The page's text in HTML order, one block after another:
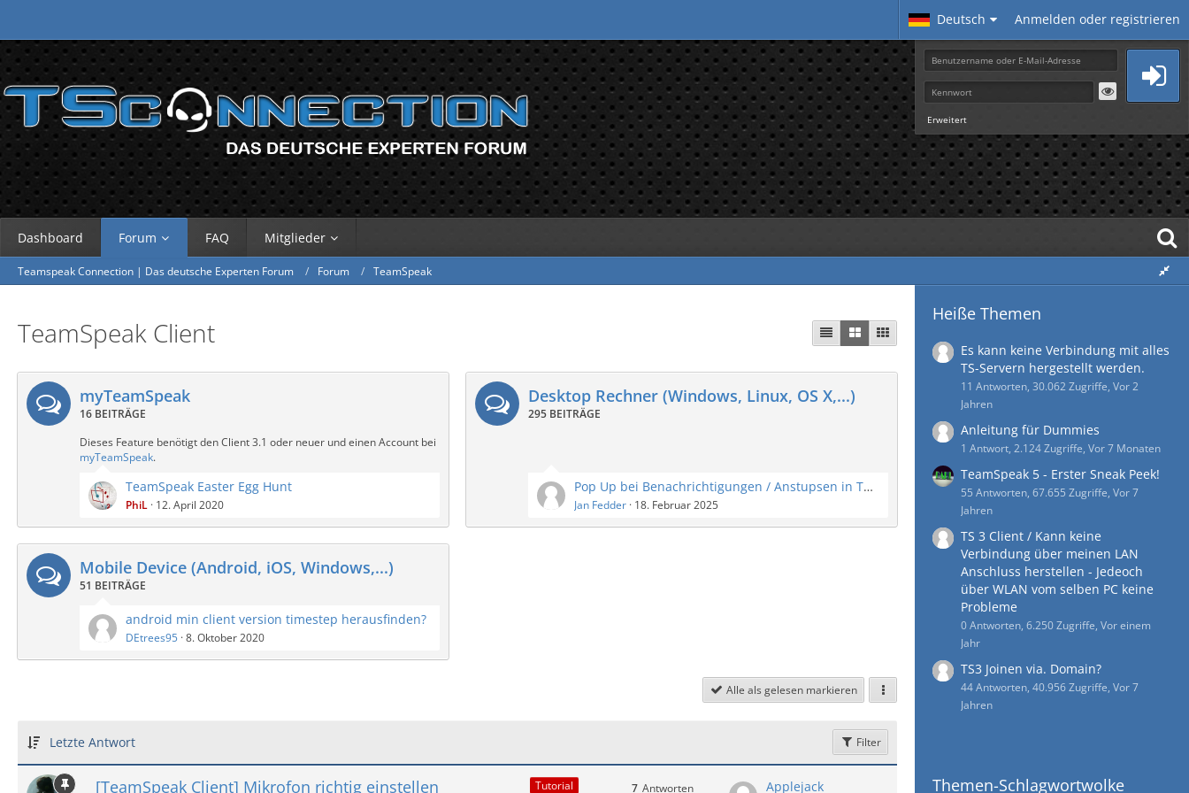
Deutsch Anmelden oder registrieren
Erweitert
Dashboard Forum FAQ Mitglieder
Teamspeak Connection | Das deutsche Experten Forum Forum TeamSpeak
TeamSpeak Client
myTeamSpeak
16 BEITRÄGE
Dieses Feature benötigt den Client 3.1 oder neuer und einen Account bei
myTeamSpeak.
TeamSpeak Easter Egg Hunt
PhiL 12. April 2020
Desktop Rechner (Windows, Linux, OS X,...)
295 BEITRÄGE
Pop Up bei Benachrichtigungen / Anstupsen in TeamSpeak 3?
Jan Fedder 18. Februar 2025
Mobile Device (Android, iOS, Windows,...)
51 BEITRÄGE
android min client version timestep herausfinden?
DEtrees95 8. Oktober 2020
Alle als gelesen markieren
Letzte Antwort Filter
Tutorial
[TeamSpeak Client] Mikrofon richtig einstellen Antworten
7
Applejack
Heiße Themen
Es kann keine Verbindung mit alles
TS-Servern hergestellt werden.
11 Antworten, 30.062 Zugriffe, Vor 2
Jahren
Anleitung für Dummies
1 Antwort, 2.124 Zugriffe, Vor 7 Monaten
TeamSpeak 5 - Erster Sneak Peek!
55 Antworten, 67.655 Zugriffe, Vor 7
Jahren
TS 3 Client / Kann keine
Verbindung über meinen LAN
Anschluss herstellen - Jedeoch
über WLAN vom selben PC keine
Probleme
0 Antworten, 6.250 Zugriffe, Vor einem
Jahr
TS3 Joinen via. Domain?
44 Antworten, 40.956 Zugriffe, Vor 7
Jahren
Themen-Schlagwortwolke